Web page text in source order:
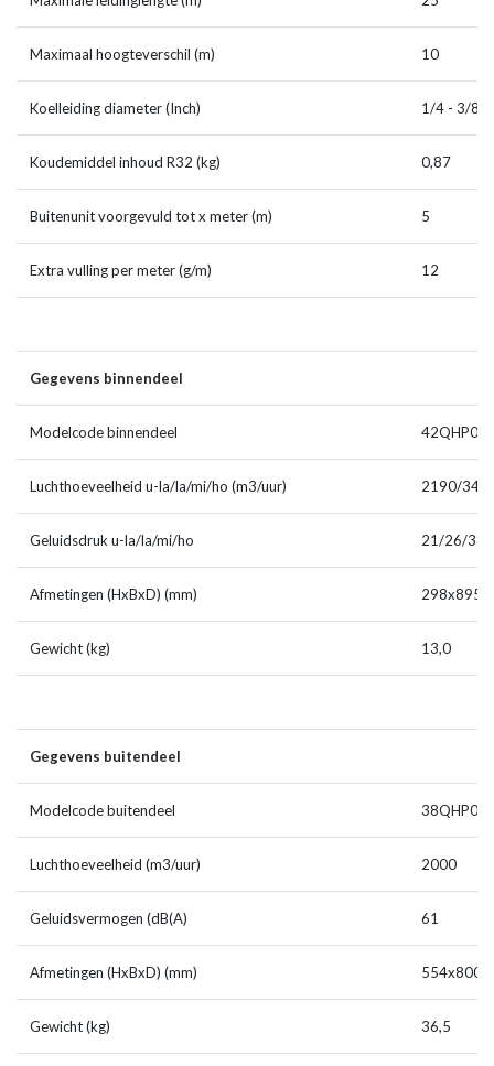
Maximaal hoogteverschil (m) 10
Koelleiding diameter (Inch) 1/4 - 3/8
Koudemiddel inhoud R32 (kg) 0,87
Buitenunit voorgevuld tot x meter (m) 5
Extra vulling per meter (g/m) 12
Gegevens binnendeel
Modelcode binnendeel
Luchthoeveelheid u-la/la/mi/ho (m3/uur) 2190/
Geluidsdruk u-la/la/mi/ho 21/26/38/
Afmetingen (HxBxD) (mm)
Gewicht (kg) 13,0
Gegevens buitendeel
Modelcode buitendeel
Luchthoeveelheid (m3/uur) 2000
Geluidsvermogen (dB(A) 61
Afmetingen (HxBxD) (mm)
Gewicht (kg) 36,5